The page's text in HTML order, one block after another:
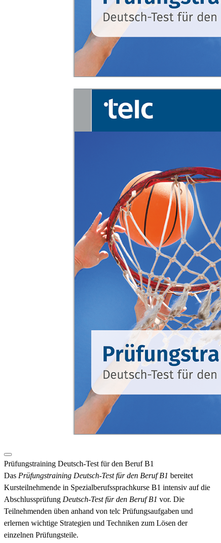
Prüfungstraining Deutsch-Test für den Beruf B1
Das Prüfungstraining Deutsch-Test für den Beruf B1 bereitet
Kursteilnehmende in Spezialberufssprachkurse B1 intensiv auf die
Abschlussprüfung Deutsch-Test für den Beruf B1 vor. Die
Teilnehmenden üben anhand von telc Prüfungsaufgaben und
erlernen wichtige Strategien und Techniken zum Lösen der
einzelnen Prüfungsteile.